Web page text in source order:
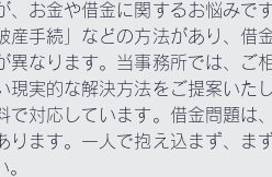
、お金や借金に関するお悩みで
産手続」などの方法があり、借
異なります。当事務所では、ご
現実的な解決方法をご提案いた
で対応しています。借金問題は
ります。一人で抱え込まず、ま